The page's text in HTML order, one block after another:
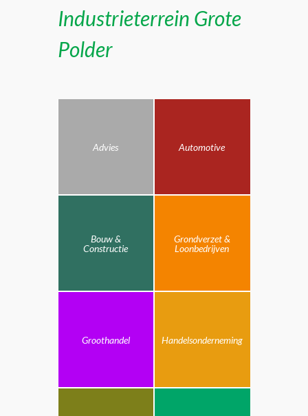
Industrieterrein Grote
Polder
Advies Automotive
Bouw &
Constructie
Grondverzet &
Loonbedrijven
Groothandel Handelsonderneming